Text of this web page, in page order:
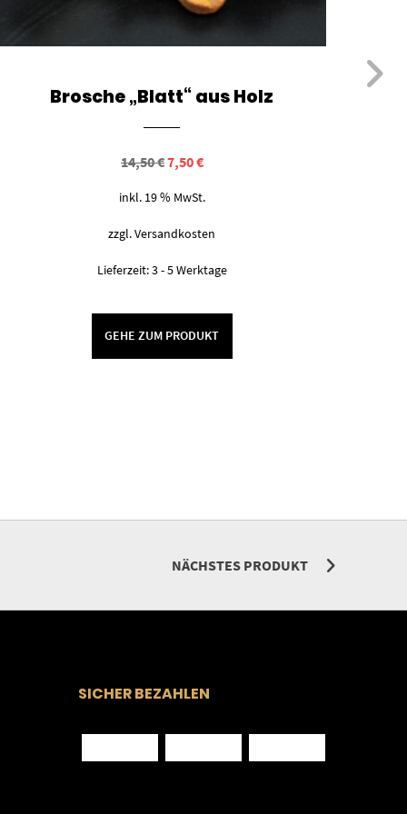
Brosche „Blatt“ aus Holz
14,50€Ursprünglicher
Preis
war:
14,50 €
7,50€Aktueller
7,50 €.
inkl. 19 % MwSt.
zzgl.Versandkosten
Lieferzeit:3 - 5 Werktage
GEHE ZUM PRODUKT
NÄCHSTES PRODUKT
SICHER BEZAHLEN